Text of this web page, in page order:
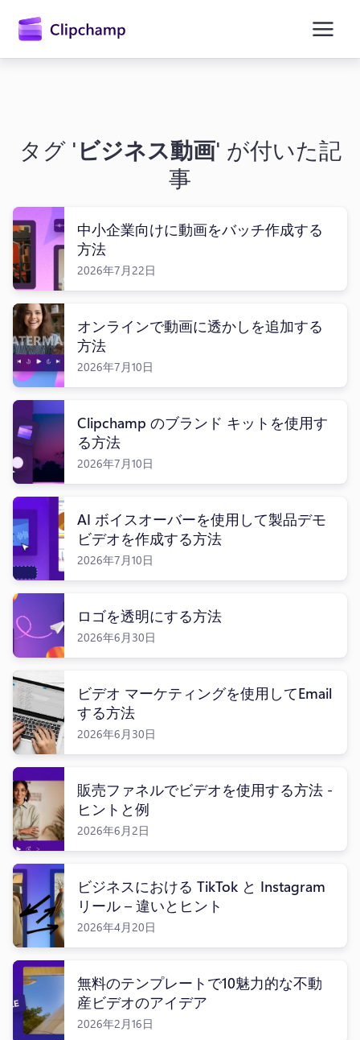
テ
ログイン
無料で試す
タグ 'ビジネス動画' が付いた記
事
中小企業向けに動画をバッチ作成する
方法
2026年7月22日
オンラインで動画に透かしを追加する
方法
2026年7月10日
Clipchamp のブランド キットを使用す
る方法
2026年7月10日
AI ボイスオーバーを使用して製品デモ
ビデオを作成する方法
2026年7月10日
ロゴを透明にする方法
2026年6月30日
ビデオ マーケティングを使用してEmail
する方法
2026年6月30日
販売ファネルでビデオを使用する方法 -
ヒントと例
2026年6月2日
ビジネスにおける TikTok と Instagram
リール – 違いとヒント
2026年4月20日
無料のテンプレートで10魅力的な不動
産ビデオのアイデア
2026年2月16日